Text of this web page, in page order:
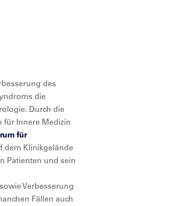
des
die
Durch die
für Innere Medizin
für
dem Klinikgelände
Patienten und sein
Verbesserung
Fällen auch